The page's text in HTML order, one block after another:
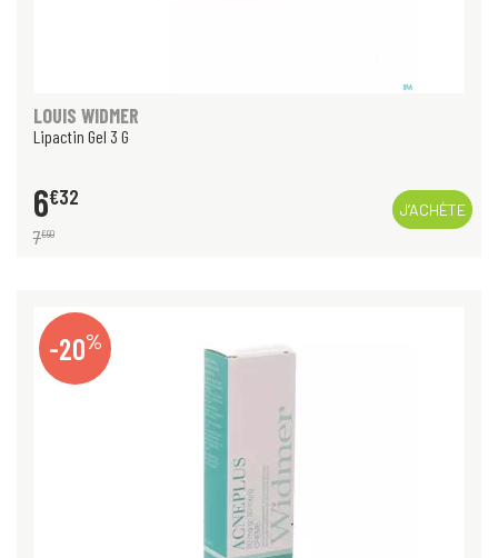
LOUIS WIDMER
Lipactin Gel 3 G
6€32
7€90
J’ACHÈTE
-20%